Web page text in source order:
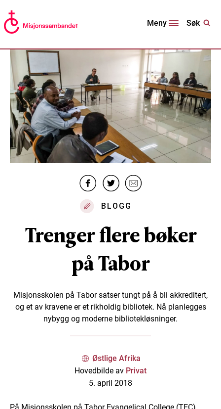
Meny Søk
BLOGG
Trenger flere bøker
på Tabor
Misjonsskolen på Tabor satser tungt på å bli akkreditert,
og et av kravene er et rikholdig bibliotek. Nå planlegges
nybygg og moderne bibliotekløsninger.
Østlige Afrika
Hovedbilde av Privat
5. april 2018